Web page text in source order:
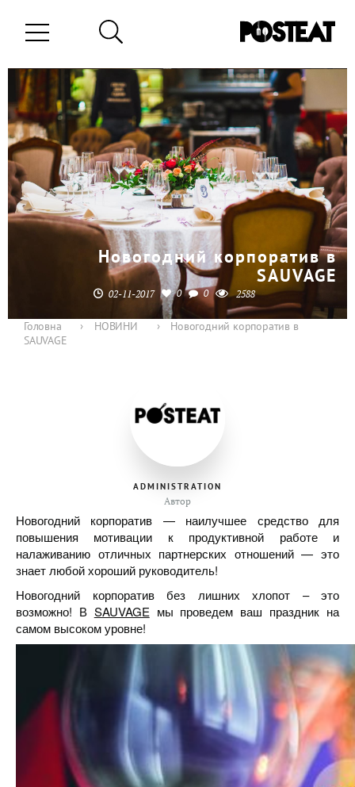
Новогодний корпоратив в
SAUVAGE
02-11-2017 0 0 2588
Головна › НОВИНИ ›
Новогодний корпоратив в
SAUVAGE
ADMINISTRATION
Автор
Новогодний корпоратив — наилучшее средство для
повышения мотивации к продуктивной работе и
налаживанию отличных партнерских отношений — это
знает любой хороший руководитель!
Новогодний корпоратив без лишних хлопот – это
возможно! В SAUVAGE мы проведем ваш праздник на
самом высоком уровне!